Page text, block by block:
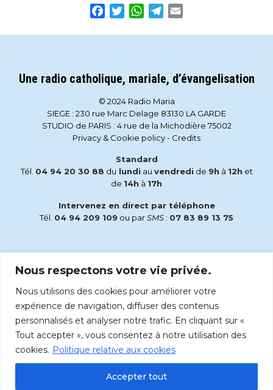
Nous respectons votre vie privée.
Nous utilisons des cookies pour améliorer votre
expérience de navigation, diffuser des contenus
personnalisés et analyser notre trafic. En cliquant sur «
Tout accepter », vous consentez à notre utilisation des
cookies. Politique relative aux cookies
Accepter tout
Facebook
TwitterWhatsApp
Telegram
Une radio catholique, mariale, d’évangelisation
© 2024 Radio Maria
SIEGE : 230 rue Marc Delage 83130 LA GARDE
STUDIO de PARIS : 4 rue de la Michodière 75002
Privacy & Cookie policy- Credits
Standard
Tél. 04 94 20 30 88 du lundi au vendredi de 9h à 12h et
de 14h à 17h
Intervenez en direct par téléphone
Tél. 04 94 209 109 ou parSMS : 07 83 89 13 75
accueil@radiomaria.fr
Écoutez Radio Maria sur :